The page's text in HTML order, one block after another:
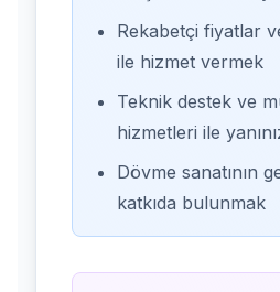
Rekabetçi fiyatlar
ile hizmet vermek
Teknik destek ve
hizmetleri ile
Dövme sanatının
katkıda bulunmak